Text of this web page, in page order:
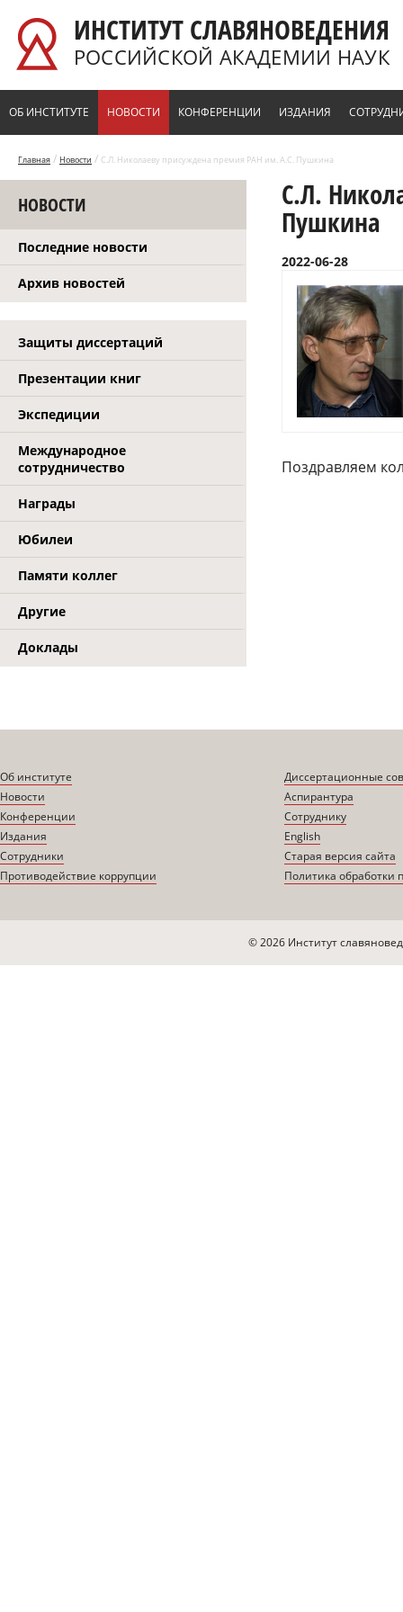
ИНСТИТУТ СЛАВЯНОВЕДЕНИЯ
РОССИЙСКОЙ АКАДЕМИИ НАУК
ОБ ИНСТИТУТЕ НОВОСТИ КОНФЕРЕНЦИИ ИЗДАНИЯ
Главная / Новости / С.Л. Николаеву присуждена премия РАН им. А.С. Пушкина
НОВОСТИ
Последние новости
Архив новостей
Защиты диссертаций
Презентации книг
Экспедиции
Международное
сотрудничество
Награды
Юбилеи
Памяти коллег
Другие
Доклады
С.Л.
Пушкина
2022-06-28
Поздравляем
Об институте
Новости
Конференции
Издания
Сотрудники
Противодействие коррупции
Диссертационные
Аспирантура
Сотруднику
English
Старая версия сайта
Политика обработки
© 2026 Институт